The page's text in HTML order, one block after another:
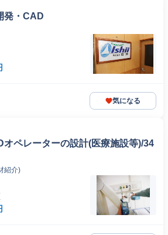
発・CAD
気になる
ペレーターの設計(医療施設等)/34
紹介)